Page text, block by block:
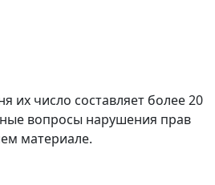
их число составляет более 20
вопросы нарушения прав
материале.